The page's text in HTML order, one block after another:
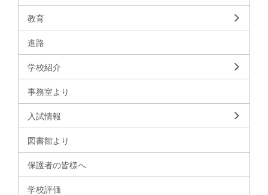
教育
進路
学校紹介
事務室より
入試情報
図書館より
保護者の皆様へ
学校評価